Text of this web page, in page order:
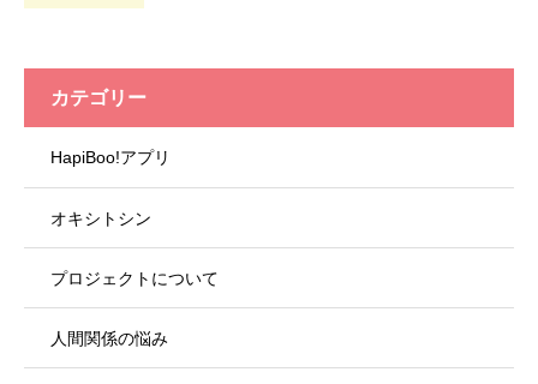
カテゴリー
HapiBoo!アプリ
オキシトシン
プロジェクトについて
人間関係の悩み